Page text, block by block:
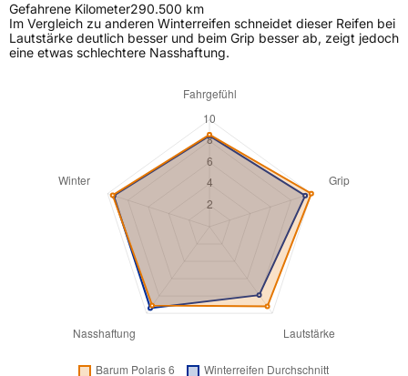
Gefahrene Kilometer290.500 km
Im Vergleich zu anderen Winterreifen schneidet dieser Reifen bei
Lautstärke deutlich besser und beim Grip besser ab, zeigt jedoch
eine etwas schlechtere Nasshaftung.